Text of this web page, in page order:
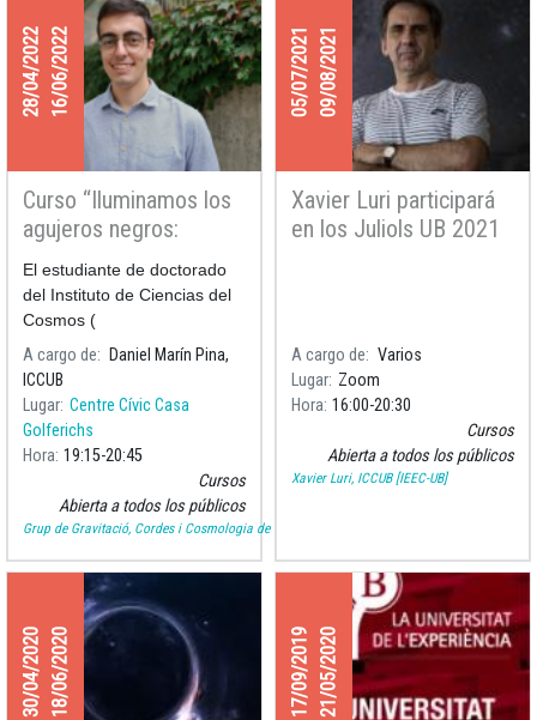
28/04/202216/06/2022
Curso “Iluminamos los
agujeros negros:
Iniciación a la
astrofísica y la
gravitación”
El estudiante de doctorado
del Instituto de Ciencias del
Cosmos (
A cargo de
Daniel Marín Pina,
ICCUB
Lugar Centre Cívic Casa
Golferichs
Hora 19:15 20:45
Cursos
Abierta a todos los públicos
Grup de Gravitació, Cordes i Cosmologia de la UB
05/07/202109/08/2021
Xavier Luri participará
en los Juliols UB 2021
Ciencia para YouTube
A cargo de
Varios
Lugar Zoom
Hora 16:00 20:30
Cursos
Abierta a todos los públicos
Xavier Luri, ICCUB [IEEC-UB]
30/04/202018/06/2020 17/09/201921/05/2020